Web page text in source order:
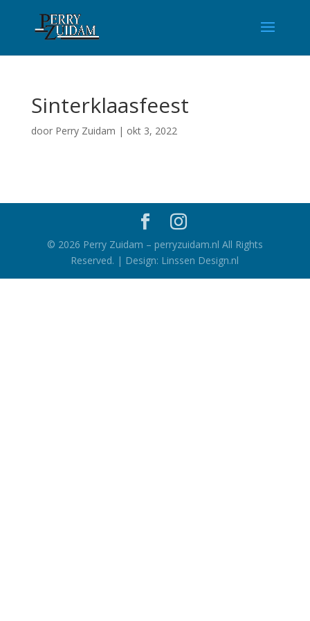
Sinterklaasfeest
door Perry Zuidam | okt 3, 2022
© 2026 Perry Zuidam – perryzuidam.nl All Rights
Reserved. | Design: Linssen Design.nl